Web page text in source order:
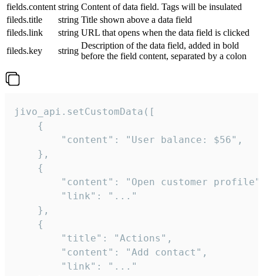
fields.content string Content of data field. Tags will be insulated
fileds.title
string Title shown above a data field
fileds.link
string URL that opens when the data field is clicked
fileds.key
string
Description of the data field, added in bold
before the field content, separated by a colon
jivo_api.setCustomData([
    {
        "content": "User balance: $56",
    },
    {
"content": "Open customer
        "link": "..."
    },
    {
        "title": "Actions",
        "content": "Add contact",
        "link": "..."